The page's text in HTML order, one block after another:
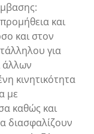
και
και στον
για
άλλων
κινητικότητα
με
καθώς και
διασφαλίζουν